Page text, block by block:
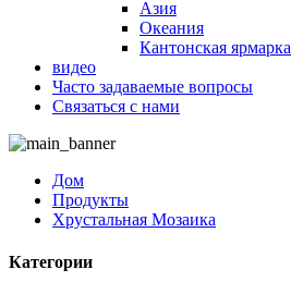
Азия
Океания
Кантонская ярмарка
видео
Часто задаваемые вопросы
Связаться с нами
Дом
Продукты
Хрустальная Мозаика
Категории